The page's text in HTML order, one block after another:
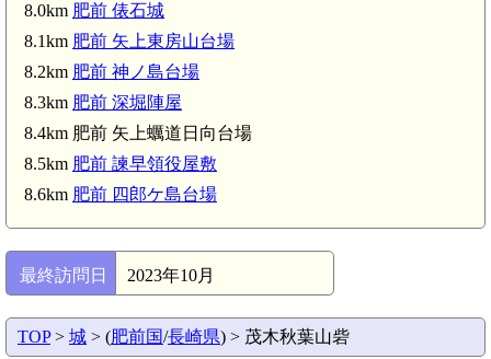
8.0km 肥前 俵石城
8.1km 肥前 矢上東房山台場
8.2km 肥前 神ノ島台場
8.3km 肥前 深堀陣屋
8.4km 肥前 矢上蠣道日向台場
8.5km 肥前 諫早領役屋敷
8.6km 肥前 四郎ケ島台場
最終訪問日 2023年10月
TOP> 城 > (肥前国/長崎県) > 茂木秋葉山砦